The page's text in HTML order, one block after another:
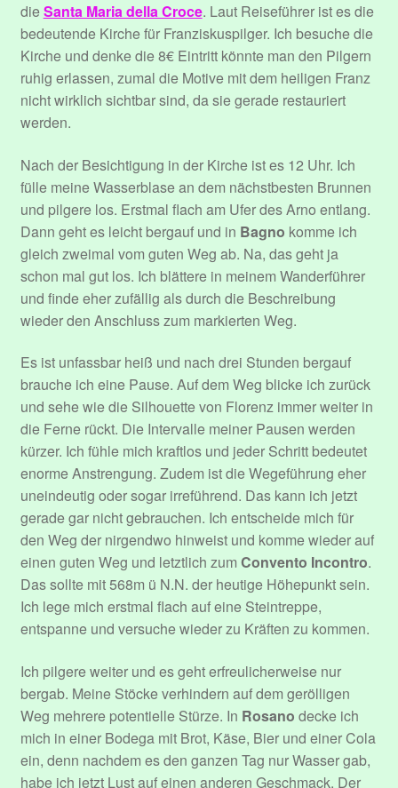
dieSanta Maria della Croce. Laut Reiseführer ist es die
bedeutende Kirche für Franziskuspilger. Ich besuche die
Kirche und denke die 8€ Eintritt könnte man den Pilgern
ruhig erlassen, zumal die Motive mit dem heiligen Franz
nicht wirklich sichtbar sind, da sie gerade restauriert
werden.
Nach der Besichtigung in der Kirche ist es 12 Uhr. Ich
fülle meine Wasserblase an dem nächstbesten Brunnen
und pilgere los. Erstmal flach am Ufer des Arno entlang.
Dann geht es leicht bergauf und in Bagno komme ich
gleich zweimal vom guten Weg ab. Na, das geht ja
schon mal gut los. Ich blättere in meinem Wanderführer
und finde eher zufällig als durch die Beschreibung
wieder den Anschluss zum markierten Weg.
Es ist unfassbar heiß und nach drei Stunden bergauf
brauche ich eine Pause. Auf dem Weg blicke ich zurück
und sehe wie die Silhouette von Florenz immer weiter in
die Ferne rückt. Die Intervalle meiner Pausen werden
kürzer. Ich fühle mich kraftlos und jeder Schritt bedeutet
enorme Anstrengung. Zudem ist die Wegeführung eher
uneindeutig oder sogar irreführend. Das kann ich jetzt
gerade gar nicht gebrauchen. Ich entscheide mich für
den Weg der nirgendwo hinweist und komme wieder auf
einen guten Weg und letztlich zum Convento Incontro.
Das sollte mit 568m ü N.N. der heutige Höhepunkt sein.
Ich lege mich erstmal flach auf eine Steintreppe,
entspanne und versuche wieder zu Kräften zu kommen.
Ich pilgere weiter und es geht erfreulicherweise nur
bergab. Meine Stöcke verhindern auf dem gerölligen
Weg mehrere potentielle Stürze. In Rosano decke ich
mich in einer Bodega mit Brot, Käse, Bier und einer Cola
ein, denn nachdem es den ganzen Tag nur Wasser gab,
habe ich jetzt Lust auf einen anderen Geschmack. Der